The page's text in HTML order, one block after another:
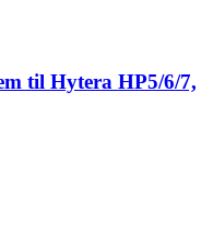
til Hytera HP5/6/7,